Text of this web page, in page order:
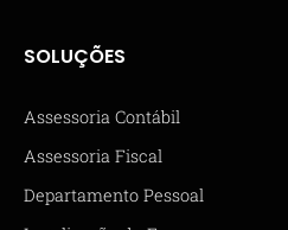
SOLUÇÕES
Assessoria Contábil
Assessoria Fiscal
Departamento Pessoal